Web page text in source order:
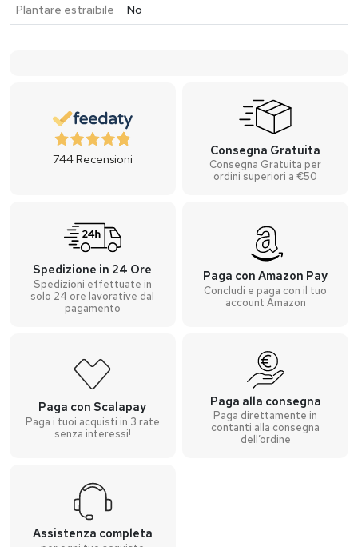
Plantare estraibile
No
744Recensioni
Consegna Gratuita
Consegna Gratuita per
ordini superiori a €50
Spedizione in 24 Ore
Spedizioni effettuate in
solo 24 ore lavorative dal
pagamento
Paga con Amazon Pay
Concludi e paga con il tuo
account Amazon
Paga con Scalapay
Paga i tuoi acquisti in 3 rate
senza interessi!
Paga alla consegna
Paga direttamente in
contanti alla consegna
dell’ordine
Assistenza completa